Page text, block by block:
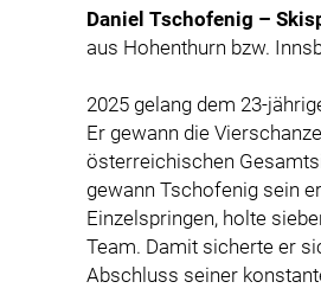
Daniel Tschofenig –
aus Hohenthurn bzw.
2025 gelang dem 23-
Er gewann die
österreichischen
gewann Tschofenig sein
Einzelspringen, holte
Team. Damit sicherte er
Abschluss seiner